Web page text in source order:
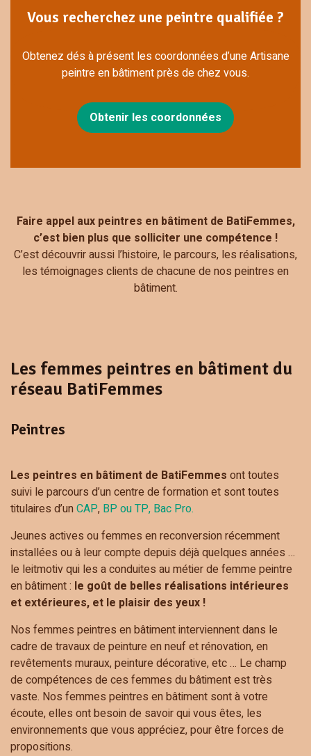
Vous recherchez une peintre qualifiée ?
Obtenez dés à présent les coordonnées d’une Artisane
peintre en bâtiment près de chez vous.
Obtenir les coordonnées
Faire appel aux peintres en bâtiment de BatiFemmes,
c’est bien plus que solliciter une compétence !
C’est découvrir aussi l’histoire, le parcours, les réalisations,
les témoignages clients de chacune de nos peintres en
bâtiment.
Les femmes peintres en bâtiment du
réseau BatiFemmes
Peintres
Les peintres en bâtiment de BatiFemmes ont toutes
suivi le parcours d’un centre de formation et sont toutes
titulaires d’un CAP, BP ou TP, Bac Pro.
Jeunes actives ou femmes en reconversion récemment
installées ou à leur compte depuis déjà quelques années …
le leitmotiv qui les a conduites au métier de femme peintre
en bâtiment : le goût de belles réalisations intérieures
et extérieures, et le plaisir des yeux !
Nos femmes peintres en bâtiment interviennent dans le
cadre de travaux de peinture en neuf et rénovation, en
revêtements muraux, peinture décorative, etc … Le champ
de compétences de ces femmes du bâtiment est très
vaste. Nos femmes peintres en bâtiment sont à votre
écoute, elles ont besoin de savoir qui vous êtes, les
environnements que vous appréciez, pour être forces de
propositions.